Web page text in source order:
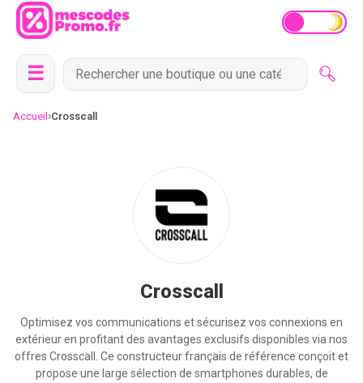
☰
Accueil ›Crosscall
Crosscall
Optimisez vos communications et sécurisez vos connexions en
extérieur en profitant des avantages exclusifs disponibles via nos
offres Crosscall. Ce constructeur français de référence conçoit et
propose une large sélection de smartphones durables, de